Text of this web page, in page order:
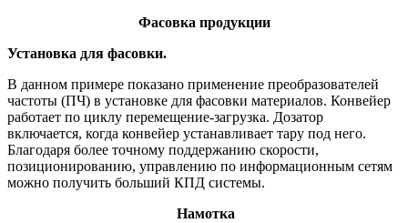
Фасовка продукции
Установка для фасовки.
В данном примере показано применение преобразователей
частоты (ПЧ) в установке для фасовки материалов. Конвейер
работает по циклу перемещение-загрузка. Дозатор
включается, когда конвейер устанавливает тару под него.
Благодаря более точному поддержанию скорости,
позиционированию, управлению по информационным сетям
можно получить больший КПД системы.
Намотка